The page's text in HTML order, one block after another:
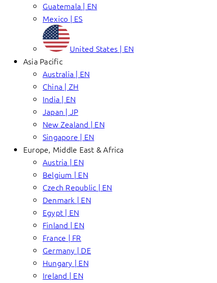
Guatemala | EN
Mexico | ES
United States | EN
Asia Pacific
Australia | EN
China | ZH
India | EN
Japan | JP
New Zealand | EN
Singapore | EN
Europe, Middle East & Africa
Austria | EN
Belgium | EN
Czech Republic | EN
Denmark | EN
Egypt | EN
Finland | EN
France | FR
Germany | DE
Hungary | EN
Ireland | EN